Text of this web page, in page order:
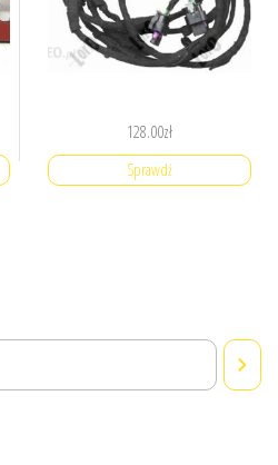
128.00zł
Sprawdź